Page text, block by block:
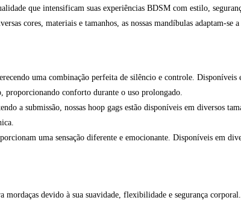
que intensificam suas experiências BDSM com estilo,
cores, materiais e tamanhos, as nossas mandíbulas adaptam-se
uma combinação perfeita de silêncio e controle. Disponíveis
proporcionando conforto durante o uso prolongado.
a submissão, nossas hoop gags estão disponíveis em diversos
uma sensação diferente e emocionante. Disponíveis em
mordaças devido à sua suavidade, flexibilidade e segurança